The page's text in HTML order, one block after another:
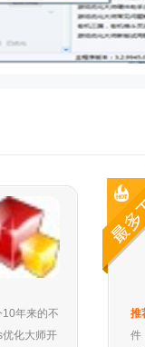
年来的不
化大师开
推
件